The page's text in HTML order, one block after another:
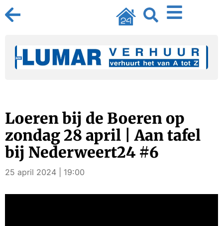
Loeren bij de Boeren op
zondag 28 april | Aan tafel
bij Nederweert24 #6
25 april 2024 | 19:00